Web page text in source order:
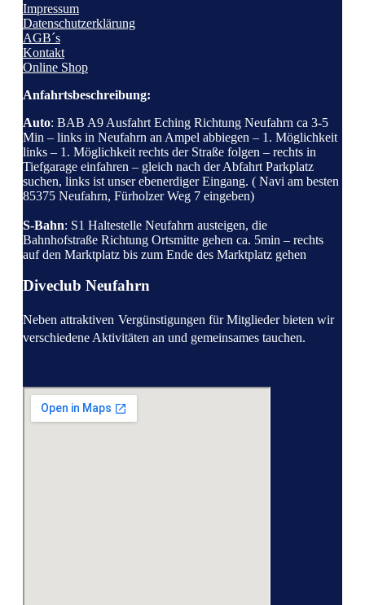
Impressum
Datenschutzerklärung
AGB´s
Kontakt
Online Shop
Anfahrtsbeschreibung:
Auto: BAB A9 Ausfahrt Eching Richtung Neufahrn ca 3-5
Min – links in Neufahrn an Ampel abbiegen – 1. Möglichkeit
links – 1. Möglichkeit rechts der Straße folgen – rechts in
Tiefgarage einfahren – gleich nach der Abfahrt Parkplatz
suchen, links ist unser ebenerdiger Eingang. ( Navi am besten
85375 Neufahrn, Fürholzer Weg 7 eingeben)
S-Bahn: S1 Haltestelle Neufahrn austeigen, die
Bahnhofstraße Richtung Ortsmitte gehen ca. 5min – rechts
auf den Marktplatz bis zum Ende des Marktplatz gehen
Diveclub Neufahrn
Neben attraktiven Vergünstigungen für Mitglieder bieten wir
verschiedene Aktivitäten an und gemeinsames tauchen.